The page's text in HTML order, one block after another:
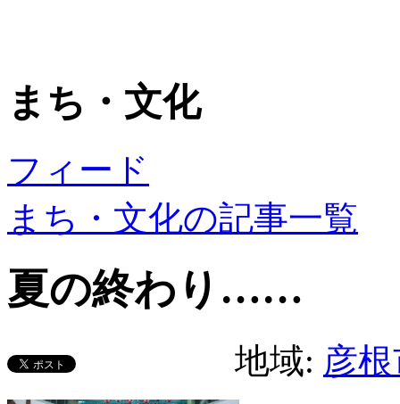
まち・文化
フィード
まち・文化の記事一覧
夏の終わり……
地域: 彦